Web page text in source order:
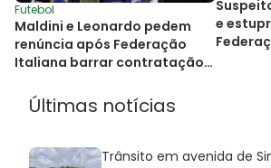
Futebol
Maldini e Leonardo pedem
renúncia após Federação
Italiana barrar contratação
e
Últimas notícias
Trânsito em avenida de